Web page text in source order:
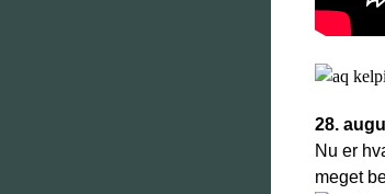
28.
Nu er
meget